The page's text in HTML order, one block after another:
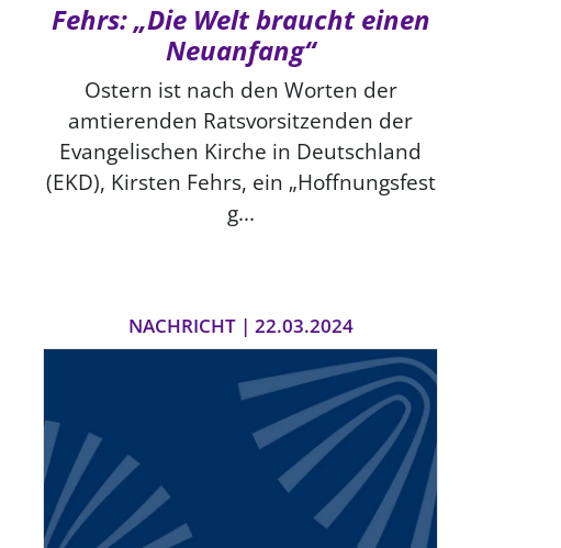
Fehrs: „Die Welt braucht einen
Neuanfang“
Ostern ist nach den Worten der
amtierenden Ratsvorsitzenden der
Evangelischen Kirche in Deutschland
(EKD), Kirsten Fehrs, ein „Hoffnungsfest
g...
NACHRICHT | 22.03.2024